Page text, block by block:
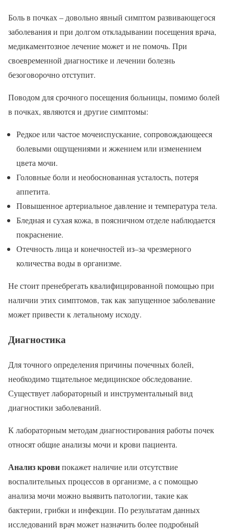
Боль в почках – довольно явный симптом развивающегося
заболевания и при долгом откладывании посещения врача,
медикаментозное лечение может и не помочь. При
своевременной диагностике и лечении болезнь
безоговорочно отступит.
Поводом для срочного посещения больницы, помимо болей
в почках, являются и другие симптомы:
Редкое или частое мочеиспускание, сопровождающееся
болевыми ощущениями и жжением или изменением
цвета мочи.
Головные боли и необоснованная усталость, потеря
аппетита.
Повышенное артериальное давление и температура тела.
Бледная и сухая кожа, в поясничном отделе наблюдается
покраснение.
Отечность лица и конечностей из–за чрезмерного
количества воды в организме.
Не стоит пренебрегать квалифицированной помощью при
наличии этих симптомов, так как запущенное заболевание
может привести к летальному исходу.
Диагностика
Для точного определения причины почечных болей,
необходимо тщательное медицинское обследование.
Существует лабораторный и инструментальный вид
диагностики заболеваний.
К лабораторным методам диагностирования работы почек
относят общие анализы мочи и крови пациента.
Анализ кровипокажет наличие или отсутствие
воспалительных процессов в организме, а с помощью
анализа мочи можно выявить патологии, такие как
бактерии, грибки и инфекции. По результатам данных
исследований врач может назначить более подробный